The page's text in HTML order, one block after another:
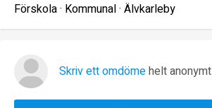
Förskola · Kommunal · Älvkarleby
Skriv ett omdömehelt anonymt